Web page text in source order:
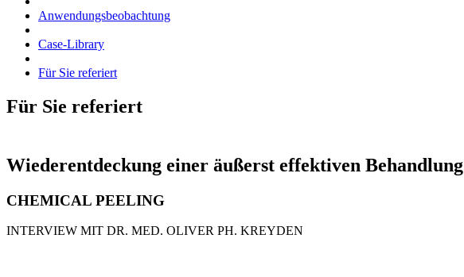
Anwendungsbeobachtung
Case-Library
Für Sie referiert
Für Sie referiert
Wiederentdeckung einer äußerst effektiven Behandlung
CHEMICAL PEELING
INTERVIEW MIT DR. MED. OLIVER PH. KREYDEN